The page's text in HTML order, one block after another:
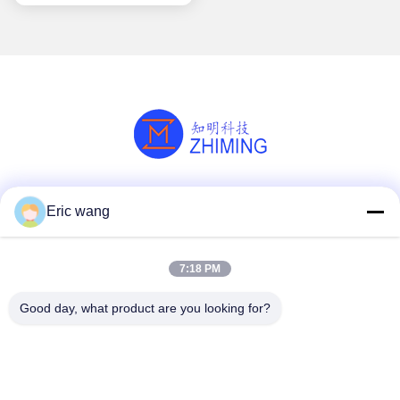
Tel
Eric wang
7:18 PM
Good day, what product are you looking for?